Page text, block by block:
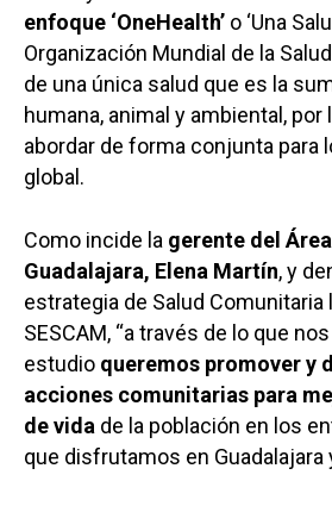
enfoque ‘OneHealth’ o ‘Una
Organización Mundial de la
de una única salud que es la
humana, animal y ambiental, por
abordar de forma conjunta para
global.
Como incide la gerente del
Guadalajara, Elena Martín, y
estrategia de Salud Comunitaria
SESCAM, “a través de lo que
estudio queremos promover y
acciones comunitarias para
de vida de la población en los
que disfrutamos en Guadalajara